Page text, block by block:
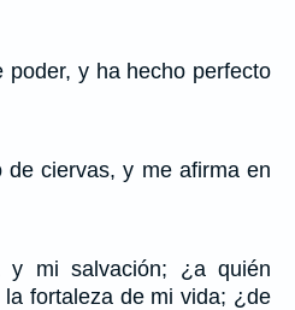
poder, y ha hecho perfecto
ciervas, y me afirma en
mi salvación; ¿a quién
fortaleza de mi vida; ¿de